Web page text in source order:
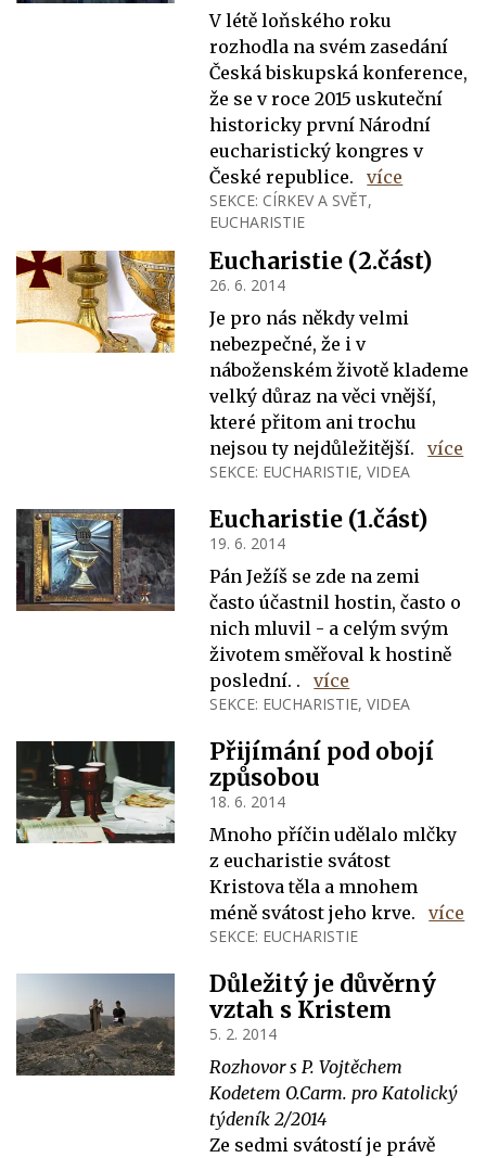
V létě loňského roku
rozhodla na svém zasedání
Česká biskupská konference,
že se v roce 2015 uskuteční
historicky první Národní
eucharistický kongres v
České republice.
více
SEKCE: CÍRKEV A SVĚT,
EUCHARISTIE
Eucharistie (2.část)
26. 6. 2014
Je pro nás někdy velmi
nebezpečné, že i v
náboženském životě klademe
velký důraz na věci vnější,
které přitom ani trochu
nejsou ty nejdůležitější.
více
SEKCE: EUCHARISTIE,VIDEA
Eucharistie (1.část)
19. 6. 2014
Pán Ježíš se zde na zemi
často účastnil hostin, často o
nich mluvil - a celým svým
životem směřoval k hostině
poslední. . více
SEKCE: EUCHARISTIE,VIDEA
Přijímání pod obojí
způsobou
18. 6. 2014
Mnoho příčin udělalo mlčky
z eucharistie svátost
Kristova těla a mnohem
méně svátost jeho krve.
více
SEKCE: EUCHARISTIE
Důležitý je důvěrný
vztah s Kristem
5. 2. 2014
Rozhovor s P. Vojtěchem
Kodetem O.Carm. pro Katolický
týdeník 2/2014
Ze sedmi svátostí je právě